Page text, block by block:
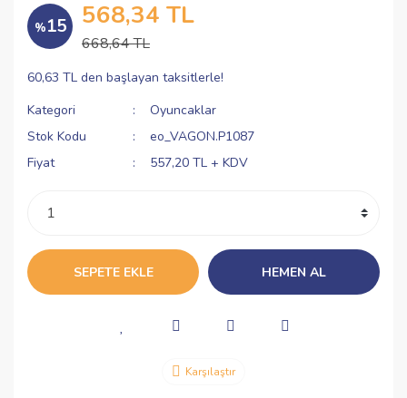
%15 568,34 TL
668,64 TL
60,63 TL den başlayan taksitlerle!
Kategori
Oyuncaklar
Stok Kodu
eo_VAGON.P1087
Fiyat
557,20 TL + KDV
SEPETE EKLE HEMEN AL
Karşılaştır